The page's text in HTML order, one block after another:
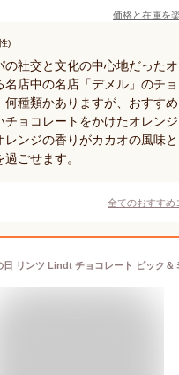
価格と在庫を
)
の社交と文化の中心地だった
名店中の名店「デメル」のチ
何種類かありますが、おすす
チョコレートをかけたオレン
レンジの香りがカカオの風味
過ごせます。
全てのおすすめ